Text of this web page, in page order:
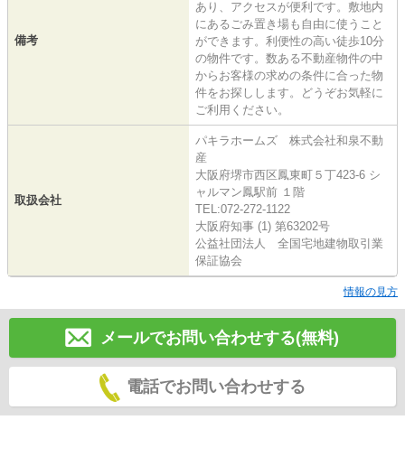
備考
あり、アクセスが便利です。敷地内
にあるごみ置き場も自由に使うこと
ができます。利便性の高い徒歩10分
の物件です。数ある不動産物件の中
からお客様の求めの条件に合った物
件をお探しします。どうぞお気軽に
ご利用ください。
取扱会社
パキラホームズ 株式会社和泉不動
産
大阪府堺市西区鳳東町５丁423-6 シ
ャルマン鳳駅前 １階
TEL:072-272-1122
大阪府知事 (1) 第63202号
公益社団法人 全国宅地建物取引業
保証協会
情報の見方
メールでお問い合わせする(無料)
電話でお問い合わせする